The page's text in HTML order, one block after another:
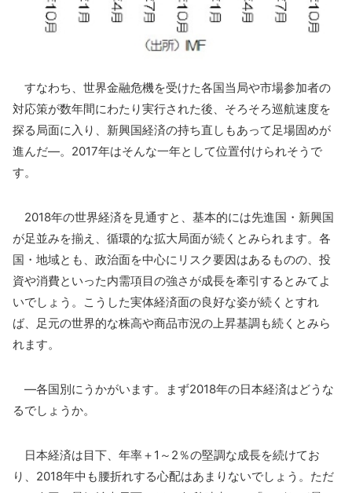
すなわち、世界金融危機を受けた各国当局や市場参加者の
対応策が数年間にわたり実行された後、そろそろ巡航速度を
探る局面に入り、新興国経済の持ち直しもあって足場固めが
進んだ―。2017年はそんな一年として位置付けられそうで
す。
2018年の世界経済を見通すと、基本的には先進国・新興国
が足並みを揃え、循環的な拡大局面が続くとみられます。各
国・地域とも、政治面を中心にリスク要因はあるものの、投
資や消費といった内需項目の強さが成長を牽引するとみてよ
いでしょう。こうした実体経済面の良好な姿が続くとすれ
ば、足元の世界的な株高や商品市況の上昇基調も続くとみら
れます。
―各国別にうかがいます。まず2018年の日本経済はどうな
るでしょうか。
日本経済は目下、年率＋1～2％の堅調な成長を続けてお
り、2018年中も腰折れする心配はあまりないでしょう。ただ